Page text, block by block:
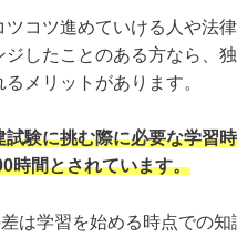
ツコツ進めていける人や法
ジしたことのある方なら、
るメリットがあります。
試験に挑む際に必要な学習
時間とされています。
は学習を始める時点での知